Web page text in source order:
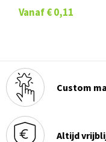
Vanaf € 0,11
Custom
Altijd